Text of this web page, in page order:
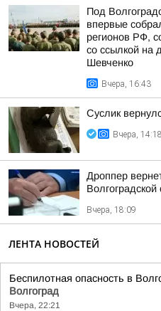
Под
впервые
регионов РФ,
со ссылкой на
Шевченко
Вчера, 16:43
Суслик
Вчера, 14:18
Дроппер
Вчера, 18:09
ЛЕНТА НОВОСТЕЙ
Беспилотная опасность в
Волгоград
Вчера, 22:21